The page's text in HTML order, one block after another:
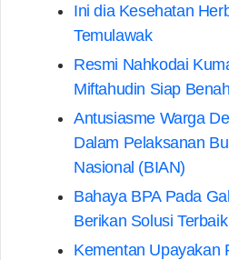
Ini dia Kesehatan
Temulawak
Resmi Nahkodai
Miftahudin Siap
Antusiasme Warga
Dalam Pelaksanan
Nasional (BIAN)
Bahaya BPA Pada
Berikan Solusi Terbaik
Kementan Upayakan